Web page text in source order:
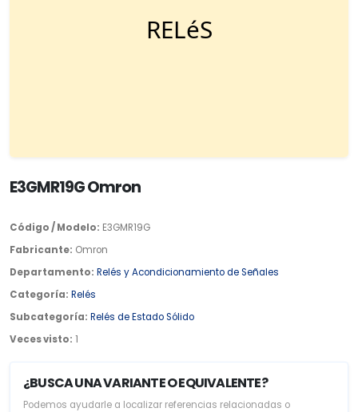
E3GMR19G Omron
Código / Modelo: E3GMR19G
Fabricante: Omron
Departamento: Relés y Acondicionamiento de Señales
Categoría: Relés
Subcategoría: Relés de Estado Sólido
Veces visto: 1
¿BUSCA UNA VARIANTE O EQUIVALENTE?
Podemos ayudarle a localizar referencias relacionadas o